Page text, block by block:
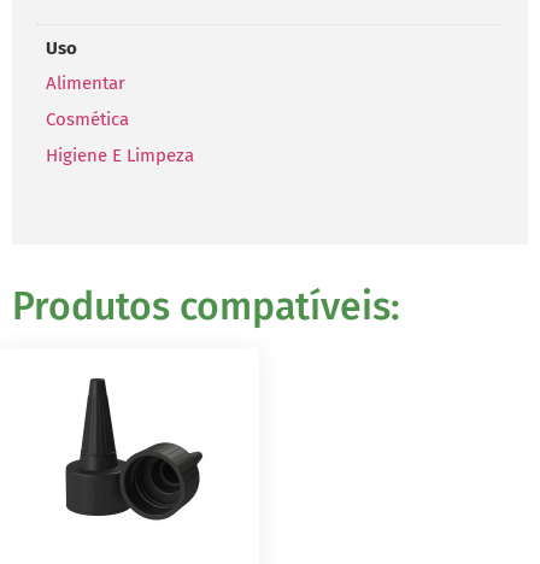
Uso
Alimentar
Cosmética
Higiene E Limpeza
Produtos compatíveis: